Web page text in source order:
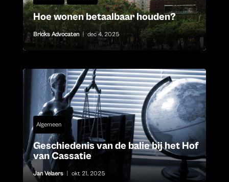
Hoe wonen betaalbaar houden?
Bricks Advocaten | dec 4, 2025
Algemeen
Geschiedenis van de balie bij het Hof
van Cassatie
Jan Velaers okt 21, 2025